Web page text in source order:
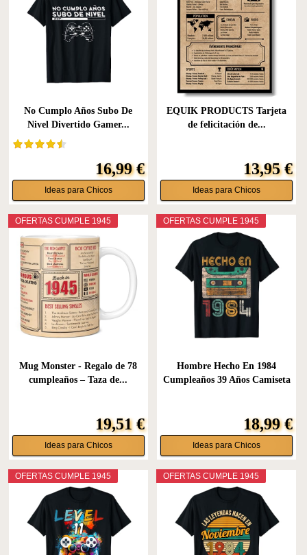
No Cumplo Años Subo De
Nivel Divertido Gamer...
16,99 €
Ideas para Chicos
EQUIK PRODUCTS Tarjeta
de felicitación de...
13,95 €
Ideas para Chicos
OFERTAS CUMPLE 1945
Mug Monster - Regalo de 78
cumpleaños – Taza de...
19,51 €
Ideas para Chicos
OFERTAS CUMPLE 1945
Hombre Hecho En 1984
Cumpleaños 39 Años Camiseta
18,99 €
Ideas para Chicos
OFERTAS CUMPLE 1945 OFERTAS CUMPLE 1945